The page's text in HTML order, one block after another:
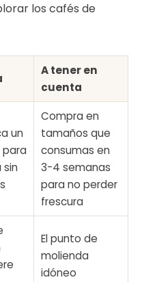
los cafés de
A tener en
cuenta
un
sin
Compra en
tamaños que
consumas en
3-4 semanas
para no perder
frescura
El punto de
molienda
idóneo